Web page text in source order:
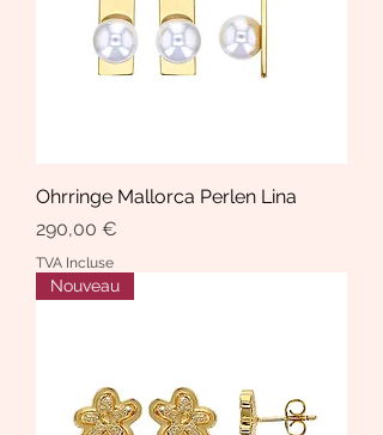
Ohrringe Mallorca Perlen Lina
Prix
290,00 €
TVA Incluse
Nouveau